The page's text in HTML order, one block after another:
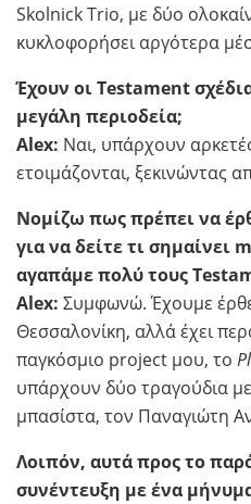
Skolnick Trio, με δύο
κυκλοφορήσει αργότερα
Έχουν οι Testament
μεγάλη περιοδεία;
Alex: Ναι, υπάρχουν
ετοιμάζονται, ξεκινώντας
Νομίζω πως πρέπει να
για να δείτε τι σημαίνει
αγαπάμε πολύ τους
Alex: Συμφωνώ. Έχουμε
Θεσσαλονίκη, αλλά έχει
παγκόσμιο project μου, το
υπάρχουν δύο τραγούδια
μπασίστα, τον Παναγιώτη
Λοιπόν, αυτά προς το
συνέντευξη με ένα